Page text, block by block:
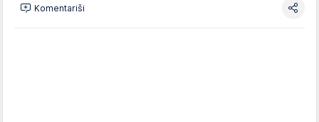
Komentariši